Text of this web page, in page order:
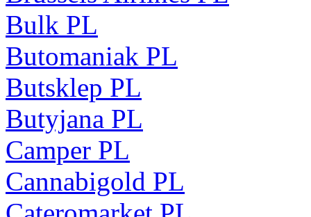
Bulk PL
Butomaniak PL
Butsklep PL
Butyjana PL
Camper PL
Cannabigold PL